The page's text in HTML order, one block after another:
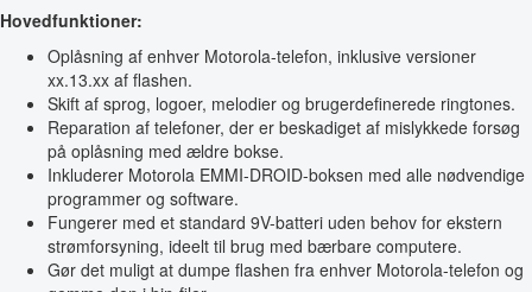
Hovedfunktioner:
Oplåsning af enhver Motorola-telefon, inklusive versioner
xx.13.xx af flashen.
Skift af sprog, logoer, melodier og brugerdefinerede ringtones.
Reparation af telefoner, der er beskadiget af mislykkede forsøg
på oplåsning med ældre bokse.
Inkluderer Motorola EMMI-DROID-boksen med alle nødvendige
programmer og software.
Fungerer med et standard 9V-batteri uden behov for ekstern
strømforsyning, ideelt til brug med bærbare computere.
Gør det muligt at dumpe flashen fra enhver Motorola-telefon og